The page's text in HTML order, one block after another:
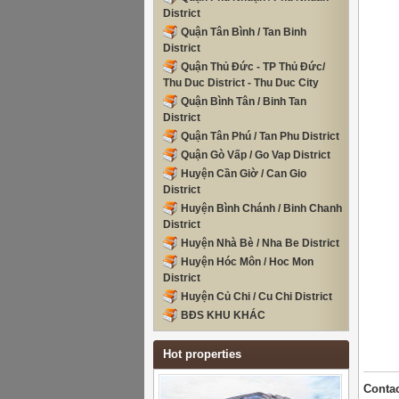
District
Quận Tân Bình / Tan Binh
District
Quận Thủ Đức - TP Thủ Đức/
Thu Duc District - Thu Duc City
Quận Bình Tân / Binh Tan
District
Quận Tân Phú / Tan Phu District
Quận Gò Vấp / Go Vap District
Huyện Cần Giờ / Can Gio
District
Huyện Bình Chánh / Binh Chanh
District
Huyện Nhà Bè / Nha Be District
Huyện Hóc Môn / Hoc Mon
District
Huyện Củ Chi / Cu Chi District
BĐS KHU KHÁC
Hot properties